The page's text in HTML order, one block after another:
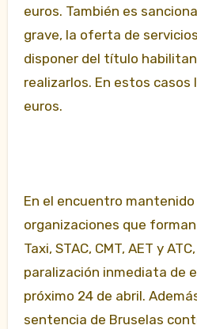
euros. También es
grave, la oferta de
disponer del título
realizarlos. En estos
euros.
En el encuentro
organizaciones que
Taxi, STAC, CMT, AET y
paralización inmediata de
próximo 24 de abril.
sentencia de Bruselas